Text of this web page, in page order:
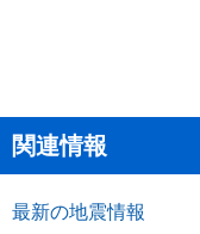
関連情報
最新の地震情報